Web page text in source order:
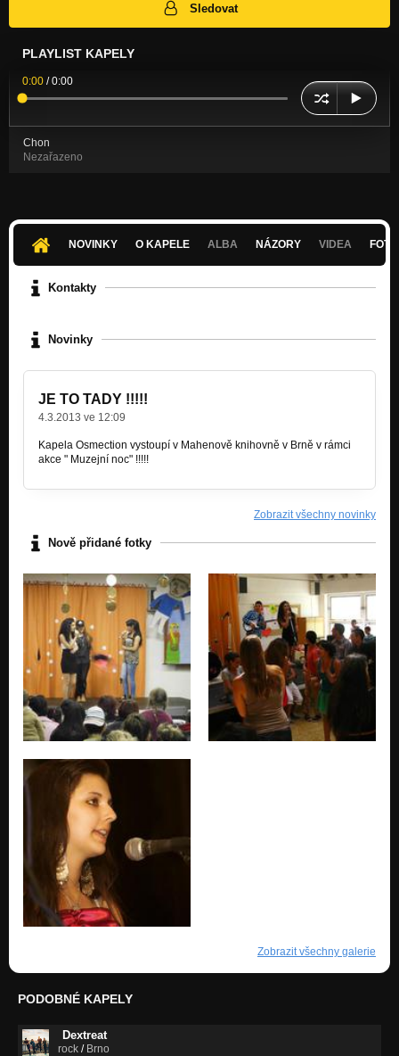
Sledovat
PLAYLIST KAPELY
0:00 /0:00
Chon
Nezařazeno
NOVINKY O KAPELE ALBA NÁZORY VIDEA
Kontakty
Novinky
JE TO TADY !!!!!
4.3.2013 ve 12:09
Kapela Osmection vystoupí v Mahenově knihovně v Brně v rámci
akce " Muzejní noc" !!!!!
Zobrazit všechny novinky
Nově přidané fotky
Zobrazit všechny galerie
PODOBNÉ KAPELY
Dextreat
rock / Brno